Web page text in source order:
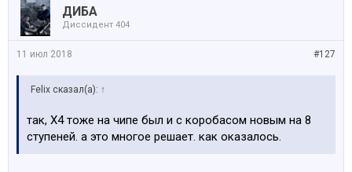
ДИБА
Диссидент 404
#127
11 июл 2018
Felix сказал(а): ↑
так, Х4 тоже на чипе был и с коробасом новым на 8
ступеней. а это многое решает. как оказалось.